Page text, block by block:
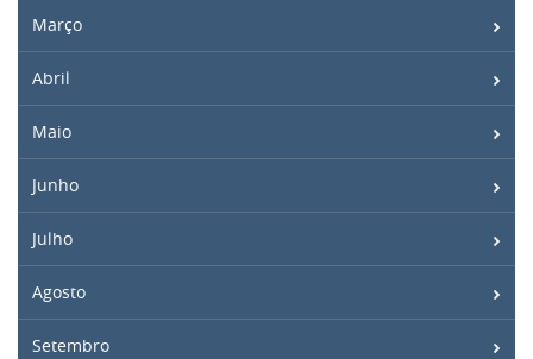
Março
Abril
Maio
Junho
Julho
Agosto
Setembro